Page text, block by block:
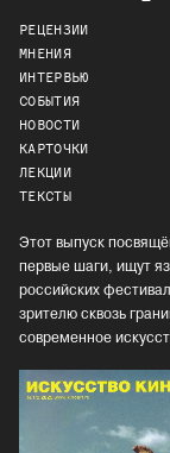
РЕЦЕНЗИИ
МНЕНИЯ
ИНТЕРВЬЮ
СОБЫТИЯ
НОВОСТИ
КАРТОЧКИ
ЛЕКЦИИ
ТЕКСТЫ
Этот выпуск
первые шаги, ищут
российских
зрителю сквозь
современное